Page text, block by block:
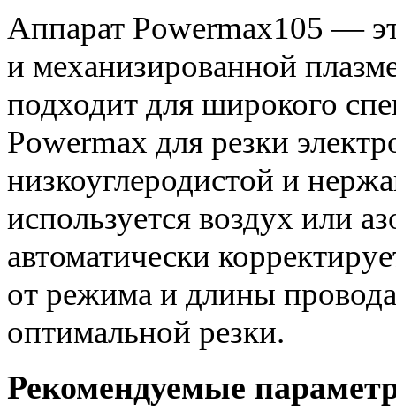
Аппарат Powermax105 —
и механизированной
подходит для широкого
Powermax для резки
низкоуглеродистой и
используется воздух или
автоматически
от режима и длины
оптимальной резки.
Рекомендуемые